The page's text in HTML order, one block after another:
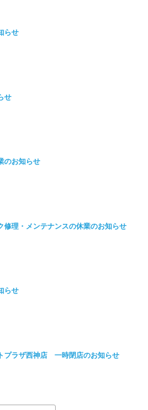
らせ
せ
のお知らせ
修理・メンテナンスの休業のお知らせ
らせ
プラザ西神店 一時閉店のお知らせ